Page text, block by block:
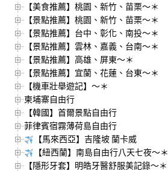
【美食推薦】桃園、新竹、苗栗～＊
【景點推薦】桃園、新竹、苗栗～＊
【景點推薦】台中、彰化、南投～＊
【景點推薦】雲林、嘉義、台南～＊
【景點推薦】高雄、屏東～＊
【景點推薦】宜蘭、花蓮、台東～＊
【機車壯舉遊記】～＊
柬埔寨自由行
【韓國】首爾景點自由行
菲律賓宿霧薄荷島自由行
【馬來西亞】吉隆坡 蘭卡威
【紐西蘭】南島自由行八天七夜～＊
【隱形牙套】明皓牙醫舒服美記錄～＊